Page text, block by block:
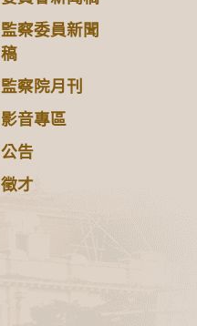
監察委員新聞
稿
監察院月刊
影音專區
公告
徵才